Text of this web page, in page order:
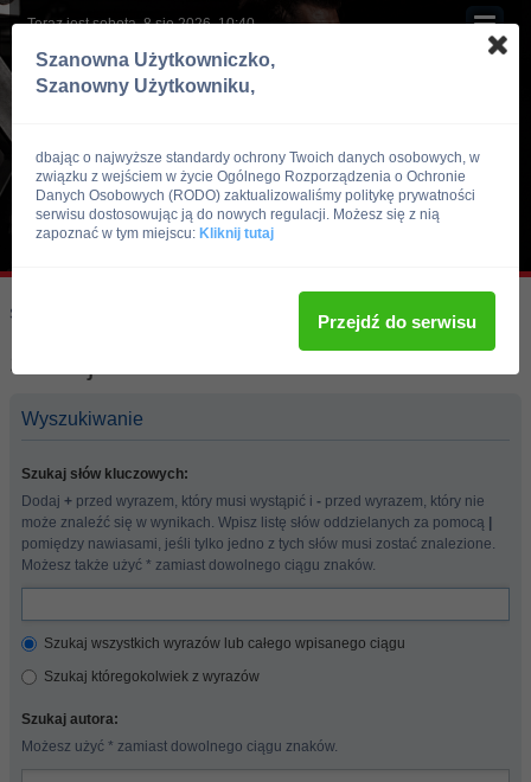
Teraz jest sobota, 8 sie 2026, 10:40
Skocz do:
Szukaj
Wyszukiwanie
Szukaj słów kluczowych:
Dodaj + przed wyrazem, który musi wystąpić i - przed wyrazem, który nie
może znaleźć się w wynikach. Wpisz listę słów oddzielanych za pomocą
pomiędzy nawiasami, jeśli tylko jedno z tych słów musi zostać znalezione.
Możesz także użyć * zamiast dowolnego ciągu znaków.
Szukaj wszystkich wyrazów lub całego wpisanego ciągu
Szukaj któregokolwiek z wyrazów
Szukaj autora:
Możesz użyć * zamiast dowolnego ciągu znaków.
Szanowna Użytkowniczko,
Szanowny Użytkowniku,
dbając o najwyższe standardy ochrony Twoich danych osobowych, w
związku z wejściem w życie Ogólnego Rozporządzenia o Ochronie
Danych Osobowych (RODO) zaktualizowaliśmy politykę prywatności
serwisu dostosowując ją do nowych regulacji. Możesz się z nią
zapoznać w tym miejscu: Kliknij tutaj
Przejdź do serwisu